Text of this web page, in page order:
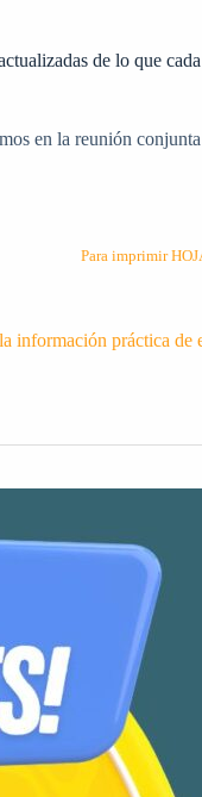
de lo que
en la reunión
Para imprimir
información práctica de